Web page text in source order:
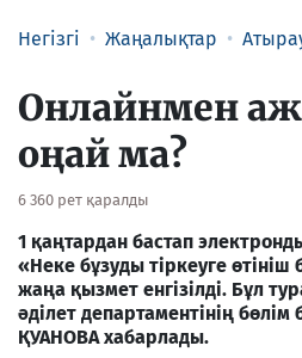
Негізгі Жаңалықтар
Онлайнмен
оңай ма?
6 360 рет қаралды
1 қаңтардан бастап
«Неке бұзуды тіркеуге
жаңа қызмет енгізілді. Бұл
әділет департаментінің
ҚУАНОВА хабарлады.